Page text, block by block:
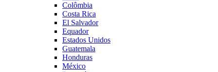
Colômbia
Costa Rica
El Salvador
Equador
Estados Unidos
Guatemala
Honduras
México